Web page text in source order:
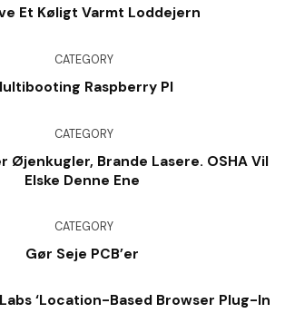
Et Køligt Varmt Loddejern
CATEGORY
Raspberry PI
CATEGORY
Øjenkugler, Brande Lasere. OSHA Vil
Elske Denne Ene
CATEGORY
Gør Seje PCB’er
‘Location-Based Browser Plug-In